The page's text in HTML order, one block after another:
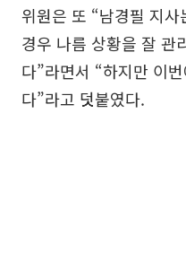
위원은 또 “남경필 지
경우 나름 상황을 잘 관
다”라면서 “하지만 이
다”라고 덧붙였다.